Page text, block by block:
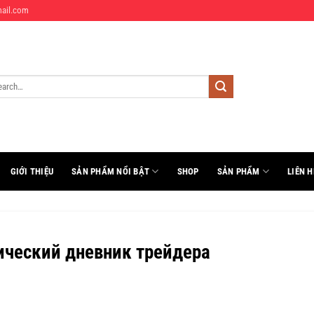
GIỚI THIỆU SẢN PHẨM NỔI BẬT SHOP SẢN PHẨM LIÊN
дневник трейдера